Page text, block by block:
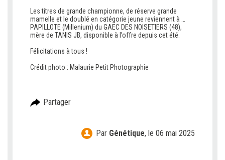
Les titres de grande championne, de réserve grande
mamelle et le doublé en catégorie jeune reviennent à …
PAPILLOTE (Millenium) du GAEC DES NOISETIERS (48),
mère de TANIS JB, disponible à l’offre depuis cet été.
Félicitations à tous !
Crédit photo : Malaurie Petit Photographie
Partager
Par Génétique, le 06 mai 2025